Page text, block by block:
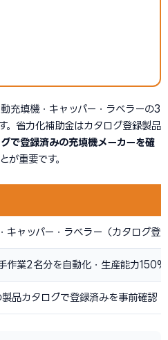
充填機・キャッパー・ラベラーの3
。省力化補助金はカタログ登録製品
で登録済みの充填機メーカーを確
が重要です。
キャッパー・ラベラー（カタログ登
作業2名分を自動化・生産能力150%
品カタログで登録済みを事前確認